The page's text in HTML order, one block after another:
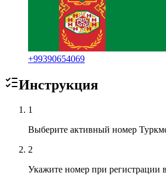
+99390654069
Инструкция
1
Выберите активный номер
2
Укажите номер при регистрации